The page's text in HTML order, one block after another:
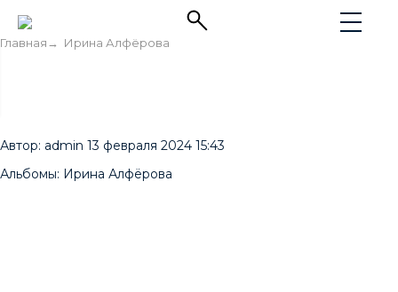
Главная→ Ирина Алфёрова
Автор: admin 13 февраля 2024 15:43
Альбомы: Ирина Алфёрова